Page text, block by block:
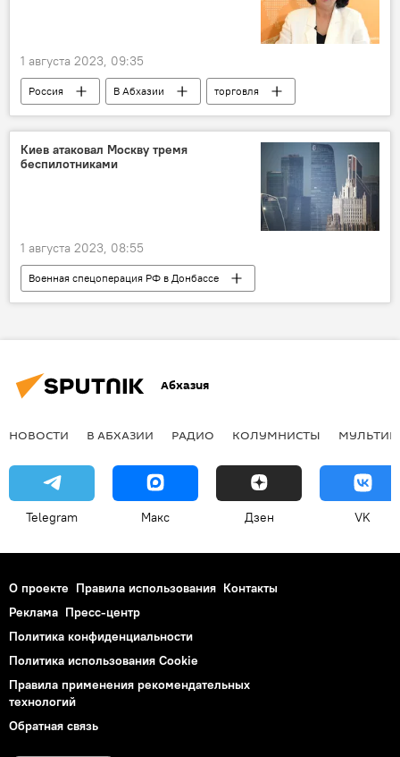
1 августа 2023, 09:35
Россия В Абхазии
торговля
Экономика
Абхазия
Киев атаковал Москву тремя
беспилотниками
1 августа 2023, 08:55
Военная спецоперация РФ в Донбассе
Москва
беспилотники
Россия
Абхазия
НОВОСТИ В АБХАЗИИ РАДИО КОЛУМНИСТЫ
Telegram Макс Дзен VK
О проекте Правила использования Контакты
Реклама Пресс-центр
Политика конфиденциальности
Политика использования Cookie
Правила применения рекомендательных
технологий
Обратная связь